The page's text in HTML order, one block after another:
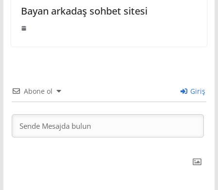
Bayan arkadaş sohbet sitesi
Abone ol Giriş